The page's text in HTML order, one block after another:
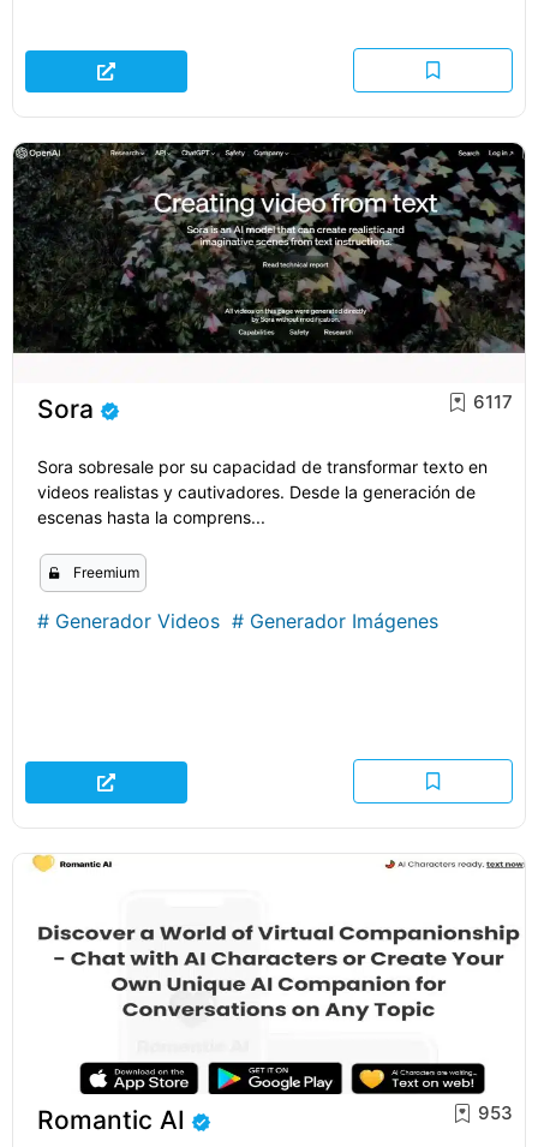
Sora 6117
Sora sobresale por su capacidad de transformar texto en
videos realistas y cautivadores. Desde la generación de
escenas hasta la comprens...
Freemium
# Generador Videos # Generador Imágenes
Romantic AI 953